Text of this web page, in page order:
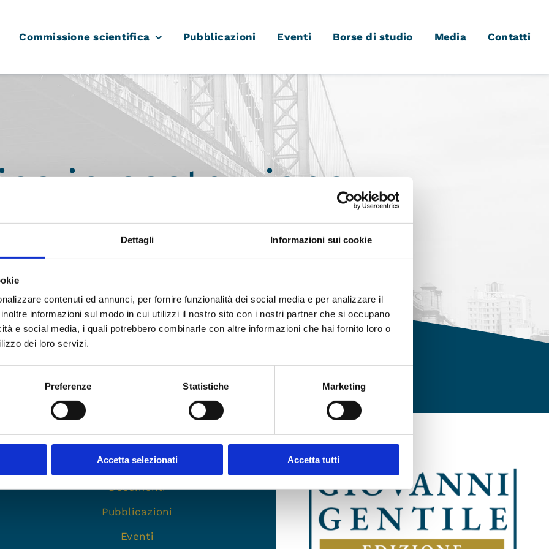
Dettagli Informazioni sui cookie
contenuti ed annunci, per fornire funzionalità dei social media e per analizzare il
informazioni sul modo in cui utilizzi il nostro sito con i nostri partner che si occupano
e social media, i quali potrebbero combinarle con altre informazioni che hai fornito loro o
dei loro servizi.
Preferenze Statistiche Marketing
Accetta selezionati Accetta tutti
Commissione scientifica Pubblicazioni Eventi Borse di studio Media Contatti
in costruzione
Pagina in costruzione
Navigazione sito
Commissione scientifica
Documenti
Pubblicazioni
Eventi